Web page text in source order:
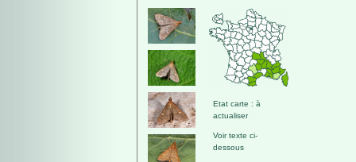
Etat carte : à
actualiser
Voir texte ci-
dessous